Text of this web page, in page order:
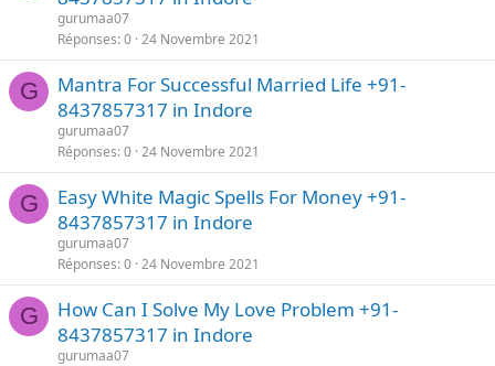
gurumaa07
Réponses 0 24 Novembre 2021
G
Mantra For Successful Married Life +91-
8437857317 in Indore
gurumaa07
Réponses 0 24 Novembre 2021
G
Easy White Magic Spells For Money +91-
8437857317 in Indore
gurumaa07
Réponses 0 24 Novembre 2021
G
How Can I Solve My Love Problem +91-
8437857317 in Indore
gurumaa07